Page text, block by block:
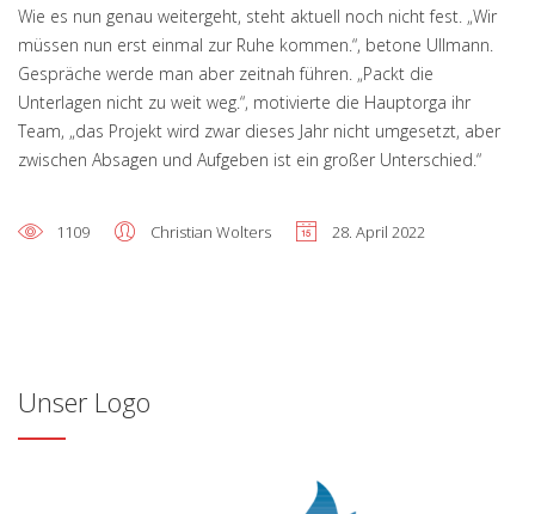
Wie es nun genau weitergeht, steht aktuell noch nicht fest. „Wir
müssen nun erst einmal zur Ruhe kommen.“, betone Ullmann.
Gespräche werde man aber zeitnah führen. „Packt die
Unterlagen nicht zu weit weg.“, motivierte die Hauptorga ihr
Team, „das Projekt wird zwar dieses Jahr nicht umgesetzt, aber
zwischen Absagen und Aufgeben ist ein großer Unterschied.“
1109 Christian Wolters 28. April 2022
Unser Logo